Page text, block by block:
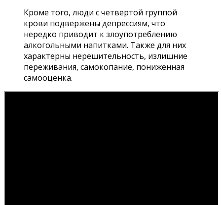
Кроме того, люди с четвертой группой
крови подвержены депрессиям, что
нередко приводит к злоупотреблению
алкогольными напитками. Также для них
характерны нерешительность, излишние
переживания, самокопание, пониженная
самооценка.